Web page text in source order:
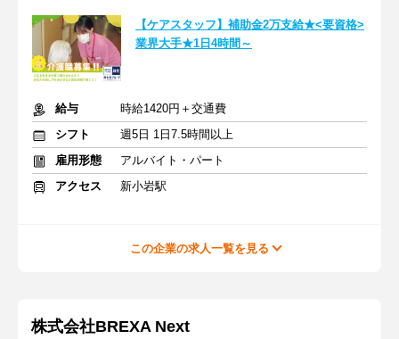
【ケアスタッフ】補助金2万支給★<要資格>
業界大手★1日4時間～
給与
時給1420円＋交通費
シフト
週5日 1日7.5時間以上
雇用形態
アルバイト・パート
アクセス
新小岩駅
この企業の求人一覧を見る
株式会社BREXA Next